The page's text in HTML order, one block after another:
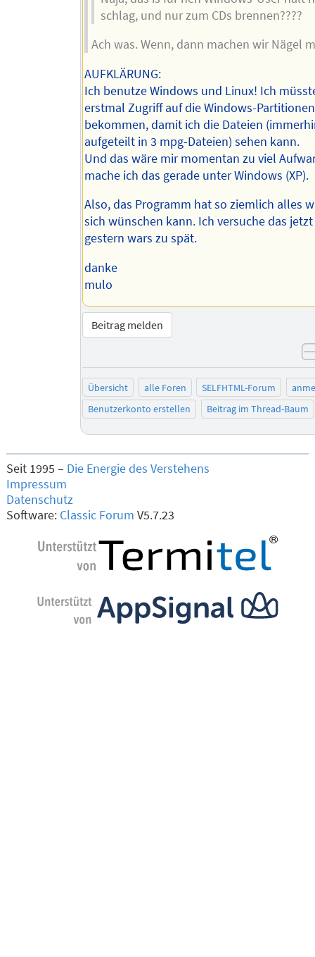
schlag, und nur zum CDs brennen????
Ach was. Wenn, dann machen wir Nägel
AUFKLÄRUNG:
Ich benutze Windows und Linux! Ich
erstmal Zugriff auf die Windows-Partitionen
bekommen, damit ich die Dateien
aufgeteilt in 3 mpg-Dateien) sehen kann.
Und das wäre mir momentan zu viel
mache ich das gerade unter Windows (XP).
Also, das Programm hat so ziemlich alles
sich wünschen kann. Ich versuche das
gestern wars zu spät.
danke
mulo
Beitrag melden
Übersicht alle Foren SELFHTML-Forum
Benutzerkonto erstellen
Beitrag im Thread-Baum
Seit 1995 – Die Energie des Verstehens
Impressum
Datenschutz
Software: Classic Forum V5.7.23